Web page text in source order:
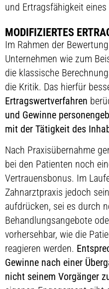
und Ertragsfähigkeit
MODIFIZIERTES
Im Rahmen der
Unternehmen wie zum
die klassische
die Kritik. Das hierfür
Ertragswertverfahren
und Gewinne
mit der Tätigkeit des
Nach Praxisübernahme
bei den Patienten noch
Vertrauensbonus. Im
Zahnarztpraxis jedoch
aufdrücken, sei es durch
Behandlungsangebote
vorhersehbar, wie die
reagieren werden.
Gewinne nach einer
nicht seinem Vorgänger